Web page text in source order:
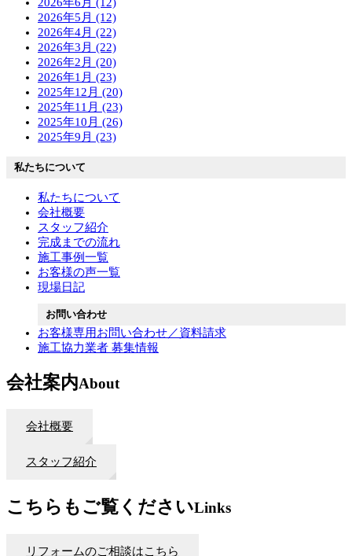
2026年6月 (12)
2026年5月 (12)
2026年4月 (22)
2026年3月 (22)
2026年2月 (20)
2026年1月 (23)
2025年12月 (20)
2025年11月 (23)
2025年10月 (26)
2025年9月 (23)
私たちについて
私たちについて
会社概要
スタッフ紹介
完成までの流れ
施工事例一覧
お客様の声一覧
現場日記
お問い合わせ
お客様専用お問い合わせ／資料請求
施工協力業者 募集情報
会社案内About
会社概要
スタッフ紹介
こちらもご覧くださいLinks
リフォームのご相談はこちら